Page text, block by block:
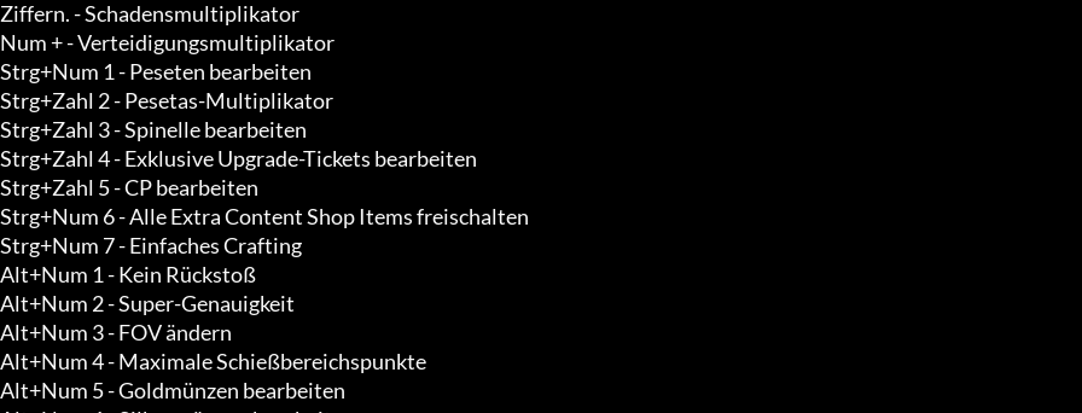
Ziffern. - Schadensmultiplikator
Num + - Verteidigungsmultiplikator
Strg+Num 1 - Peseten bearbeiten
Strg+Zahl 2 - Pesetas-Multiplikator
Strg+Zahl 3 - Spinelle bearbeiten
Strg+Zahl 4 - Exklusive Upgrade-Tickets bearbeiten
Strg+Zahl 5 - CP bearbeiten
Strg+Num 6 - Alle Extra Content Shop Items freischalten
Strg+Num 7 - Einfaches Crafting
Alt+Num 1 - Kein Rückstoß
Alt+Num 2 - Super-Genauigkeit
Alt+Num 3 - FOV ändern
Alt+Num 4 - Maximale Schießbereichspunkte
Alt+Num 5 - Goldmünzen bearbeiten